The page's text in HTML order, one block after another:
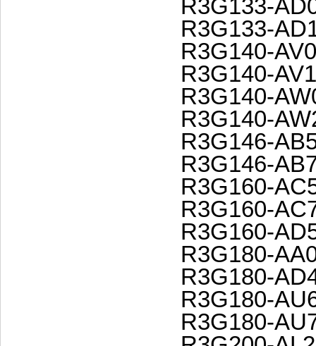
R3G133-
R3G133-
R3G140-
R3G140-
R3G140-
R3G140-
R3G146-
R3G146-
R3G160-
R3G160-
R3G160-
R3G180-
R3G180-
R3G180-
R3G180-